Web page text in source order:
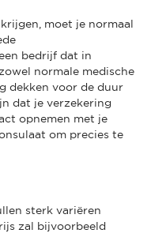
moet je normaal
bedrijf dat in
normale medische
dekken voor de duur
dat je verzekering
opnemen met je
om precies te
sterk variëren
zal bijvoorbeeld